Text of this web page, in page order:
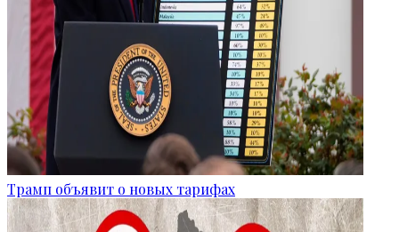
Трамп объявит о новых тарифах